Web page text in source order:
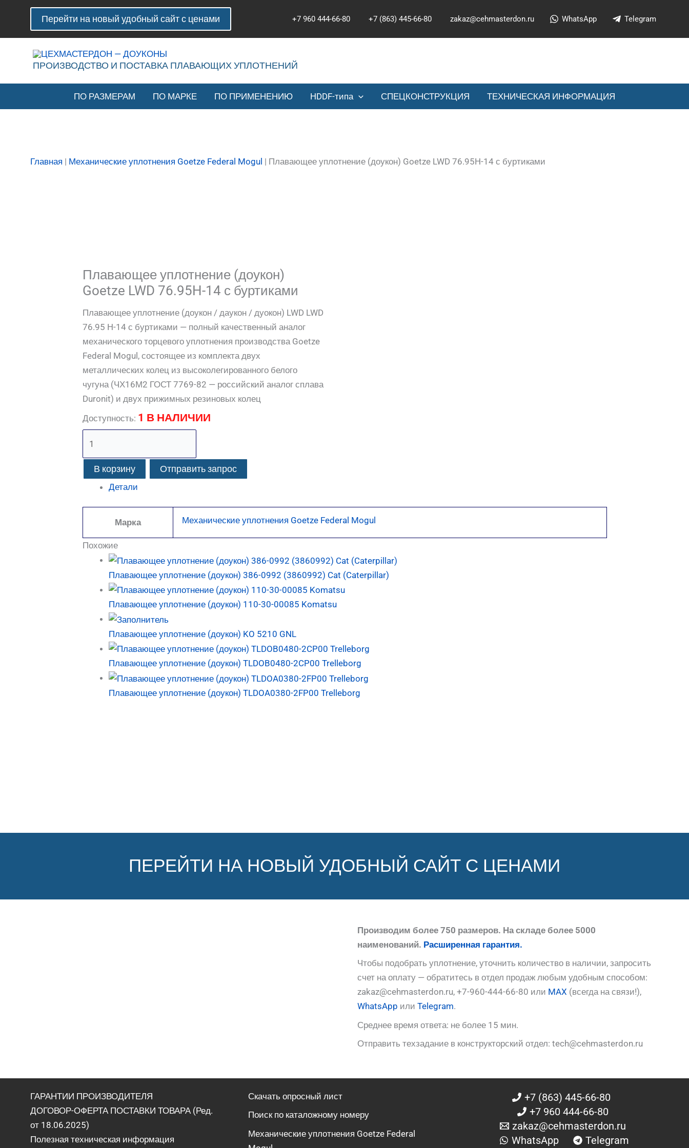
Перейти
содержимому
Перейти на новый удобный сайт с ценами +7 960 444-66-80 +7 (863) 445-66-80 zakaz@cehmasterdon.ru WhatsApp Telegram
ПРОИЗВОДСТВО И ПОСТАВКА ПЛАВАЮЩИХ УПЛОТНЕНИЙ
ПО РАЗМЕРАМ ПО МАРКЕ ПО ПРИМЕНЕНИЮ HDDF-типа СПЕЦКОНСТРУКЦИЯ ТЕХНИЧЕСКАЯ ИНФОРМАЦИЯ
Главная | Механические уплотнения Goetze Federal Mogul | Плавающее уплотнение (доукон) Goetze LWD 76.95H-14 с буртиками
Плавающее уплотнение (доукон)
Goetze LWD 76.95H-14 с буртиками
Плавающее уплотнение (доукон / даукон / дуокон) LWD LWD
76.95 H-14 с буртиками — полный качественный аналог
механического торцевого уплотнения производства Goetze
Federal Mogul, состоящее из комплекта двух
металлических колец из высоколегированного белого
чугуна (ЧХ16М2 ГОСТ 7769-82 — российский аналог сплава
Duronit) и двух прижимных резиновых колец
Доступность: 1 В НАЛИЧИИ
Количество
товара
Плавающее
уплотнение
(доукон)
LWD
76.95H-
В корзину Отправить запрос
Детали
Марка Механические уплотнения Goetze Federal Mogul
Похожие
Плавающее уплотнение (доукон) 386-0992 (3860992) Cat (Caterpillar)
Плавающее уплотнение (доукон) 110-30-00085 Komatsu
Плавающее уплотнение (доукон) KO 5210 GNL
Плавающее уплотнение (доукон) TLDOB0480-2CP00 Trelleborg
Плавающее уплотнение (доукон) TLDOA0380-2FP00 Trelleborg
ПЕРЕЙТИ НА НОВЫЙ УДОБНЫЙ САЙТ С ЦЕНАМИ
Производим более 750 размеров. На складе более 5000
наименований. Расширенная гарантия.
Чтобы подобрать уплотнение, уточнить количество в наличии, запросить
счет на оплату — обратитесь в отдел продаж любым удобным способом:
zakaz@cehmasterdon.ru, +7-960-444-66-80 или MAX (всегда на связи!),
WhatsApp или Telegram.
Среднее время ответа: не более 15 мин.
Отправить техзадание в конструкторский отдел: tech@cehmasterdon.ru
ГАРАНТИИ ПРОИЗВОДИТЕЛЯ
ДОГОВОР-ОФЕРТА ПОСТАВКИ ТОВАРА (Ред.
от 18.06.2025)
Полезная техническая информация
Скачать опросный лист
Поиск по каталожному номеру
Механические уплотнения Goetze Federal
+7 (863) 445-66-80
+7 960 444-66-80
zakaz@cehmasterdon.ru
WhatsApp
Telegram